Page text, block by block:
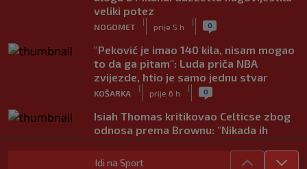
veliki potez
NOGOMET
|
prije 5 h
| 0
"Peković je imao 140 kila, nisam mogao
to da ga pitam": Luda priča NBA
zvijezde, htio je samo jednu stvar
KOŠARKA
|
prije 6 h
| 0
Isiah Thomas kritikovao Celticse zbog
odnosa prema Brownu: "Nikada ih
nismo gledali ovakve"
KOŠARKA
Idi na Sport